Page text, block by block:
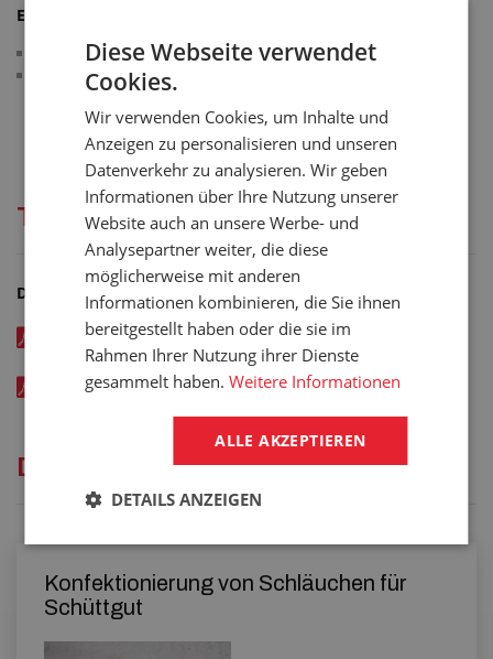
Erfüllt die Normen:
Schlauchseele-Abriebfestigkeit gemäß ISO 4649:2014
Maßtoleranzen gemäß ČSN EN ISO 1307 TYP A
Technische Dokumentation
Dateien zum Herunterladen
SOSH - Tlaková hadice pro plnění a vyprazdňování
zásobníků - katalogový list v EN - kód: 00094xxx
Rozměrové tolerance Semperflex
Dienstleistungen
Konfektionierung von Schläuchen für
Schüttgut
Diese Webseite verwendet
Cookies.
Wir verwenden Cookies, um Inhalte und
Anzeigen zu personalisieren und unseren
Datenverkehr zu analysieren. Wir geben
Informationen über Ihre Nutzung unserer
Website auch an unsere Werbe- und
Analysepartner weiter, die diese
möglicherweise mit anderen
Informationen kombinieren, die Sie ihnen
bereitgestellt haben oder die sie im
Rahmen Ihrer Nutzung ihrer Dienste
gesammelt haben.Weitere Informationen
ALLE AKZEPTIEREN
DETAILS ANZEIGEN